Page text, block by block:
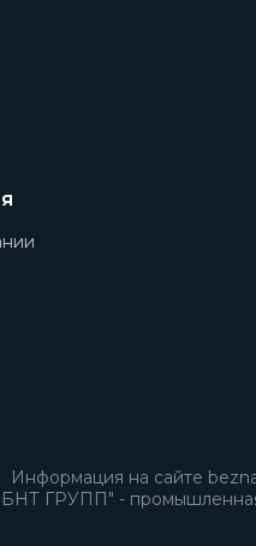
Информация на сайте
ГРУПП" - промышленная